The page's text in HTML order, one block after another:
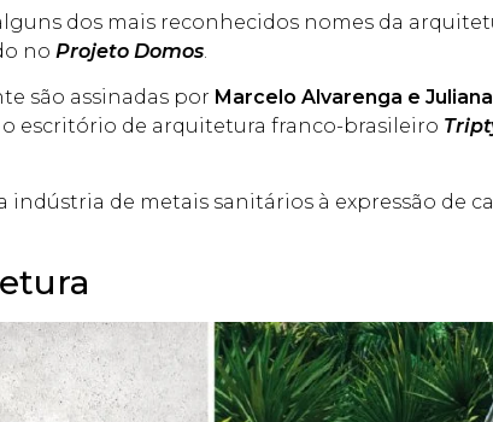
dos mais reconhecidos nomes da
no Projeto Domos
são assinadas por Marcelo Alvarenga e
o escritório de arquitetura franco-brasileiro
de metais sanitários à expressão de